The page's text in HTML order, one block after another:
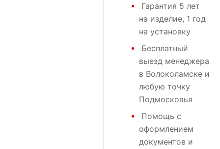
Гарантия 5 лет
на изделие, 1 год
на установку
Бесплатный
выезд менеджера
в Волоколамске и
любую точку
Подмосковья
Помощь с
оформлением
документов и